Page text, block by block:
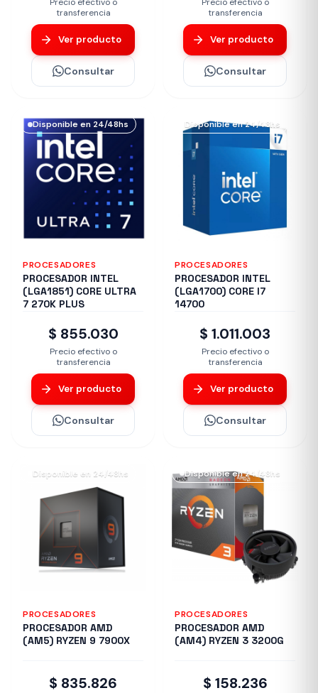
Precio efectivo o
transferencia
Ver producto
Consultar
Precio efectivo o
transferencia
Ver producto
Consultar
Disponible en 24/48hs
PROCESADORES
PROCESADOR INTEL
(LGA1851) CORE ULTRA
7 270K PLUS
$ 855.030
Precio efectivo o
transferencia
Ver producto
Consultar
Disponible en 24/48hs
PROCESADORES
PROCESADOR INTEL
(LGA1700) CORE I7
14700
$ 1.011.003
Precio efectivo o
transferencia
Ver producto
Consultar
Disponible en 24/48hs
PROCESADORES
PROCESADOR AMD
(AM5) RYZEN 9 7900X
$ 835.826
Disponible en 24/48hs
PROCESADORES
PROCESADOR AMD
(AM4) RYZEN 3 3200G
$ 158.236